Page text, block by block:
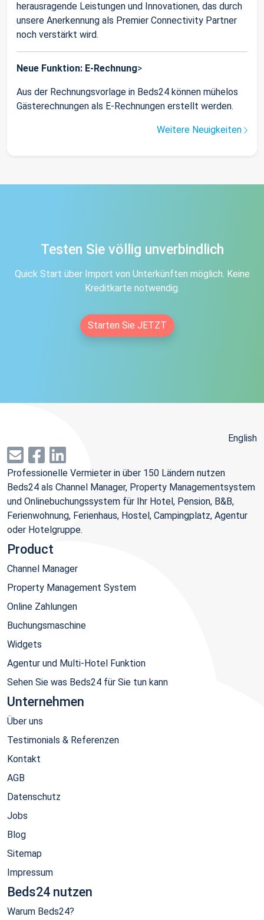
herausragende Leistungen und Innovationen, das durch
unsere Anerkennung als Premier Connectivity Partner
noch verstärkt wird.
Neue Funktion: E-Rechnung>
Aus der Rechnungsvorlage in Beds24 können mühelos
Gästerechnungen als E-Rechnungen erstellt werden.
Weitere Neuigkeiten
Testen Sie völlig unverbindlich
Quick Start über Import von Unterkünften möglich. Keine
Kreditkarte notwendig.
Starten Sie JETZT
English
Professionelle Vermieter in über 150 Ländern nutzen
Beds24 als Channel Manager, Property Managementsystem
und Onlinebuchungssystem für Ihr Hotel, Pension, B&B,
Ferienwohnung, Ferienhaus, Hostel, Campingplatz, Agentur
oder Hotelgruppe.
Product
Channel Manager
Property Management System
Online Zahlungen
Buchungsmaschine
Widgets
Agentur und Multi-Hotel Funktion
Sehen Sie was Beds24 für Sie tun kann
Unternehmen
Über uns
Testimonials & Referenzen
Kontakt
AGB
Datenschutz
Jobs
Blog
Sitemap
Impressum
Beds24 nutzen
Warum Beds24?